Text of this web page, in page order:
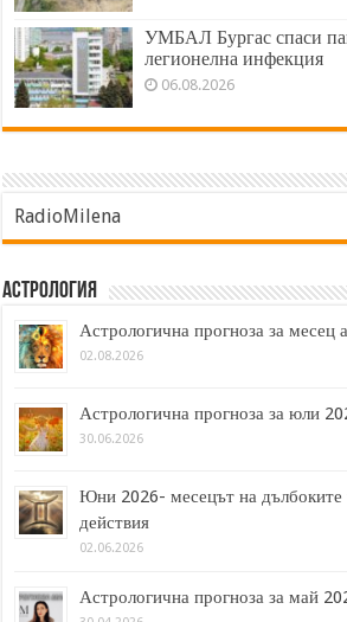
УМБАЛ Бургас спаси
легионелна инфекция
06.08.2026
RadioMilena
Астрология
Астрологична прогноза за месец
02.08.2026
Астрологична прогноза за юли
30.06.2026
Юни 2026- месецът на дълбоките
действия
02.06.2026
Астрологична прогноза за май